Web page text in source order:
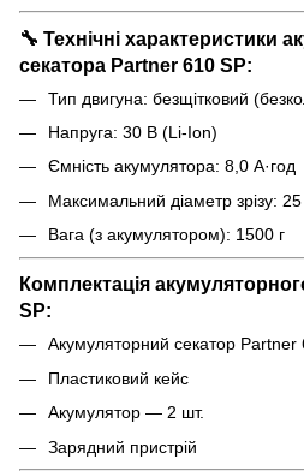
🔧 Технічні характеристики
секатора Partner 610 SP:
Тип двигуна: безщітковий
Напруга: 30 В (Li-Ion)
Ємність акумулятора: 8,0 А·год
Максимальний діаметр зрізу:
Вага (з акумулятором): 1500 г
Комплектація
SP:
Акумуляторний секатор Partner
Пластиковий кейс
Акумулятор — 2 шт.
Зарядний пристрій